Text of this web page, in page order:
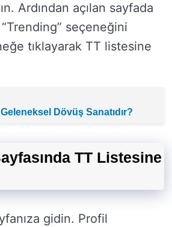
Ardından açılan sayfada
seçeneğini
tıklayarak TT listesine
Dövüş Sanatıdır?
TT Listesine
gidin. Profil